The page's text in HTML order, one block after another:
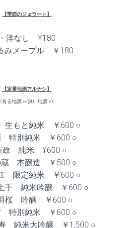
【季節のジェラート】
・洋なし ¥180
みメープル ￥180
【定番地酒アルナシ】
(有る地酒 ○/無い地酒 ×)
生もと純米 ￥600 ○
特別純米 ￥600 ○
政 純米 ¥600 ○
蔵 本醸造 ￥500 ○
江 限定純米 ￥600 ○
上手 純米吟醸 ￥600 ○
羽桜 吟醸 ￥600 ○
特別純米 ￥600 ○
寿 純米大吟醸 ￥1,500 ○